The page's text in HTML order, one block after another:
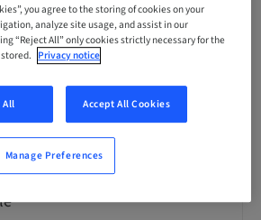
you agree to the storing of cookies on your
analyze site usage, and assist in our
“Reject All” only cookies strictly necessary for the
Privacy notice
All Accept All Cookies
Manage Preferences